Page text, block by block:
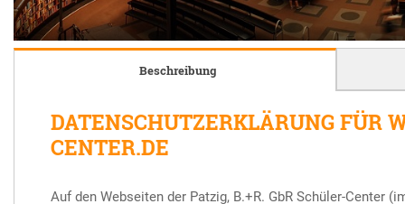
Beschreibung
DATENSCHUTZERKLÄRUNG FÜR
CENTER.DE
Auf den Webseiten der Patzig, B.+R. GbR Schüler-Center